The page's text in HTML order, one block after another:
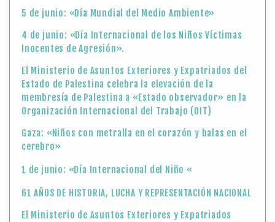
5 de junio: «Día Mundial del Medio Ambiente»
4 de junio: «Día Internacional de los Niños Víctimas
Inocentes de Agresión».
El Ministerio de Asuntos Exteriores y Expatriados del
Estado de Palestina celebra la elevación de la
membresía de Palestina a «Estado observador» en la
Organización Internacional del Trabajo (OIT)
Gaza: «Niños con metralla en el corazón y balas en el
cerebro»
1 de junio: «Día Internacional del Niño «
61 AÑOS DE HISTORIA, LUCHA Y REPRESENTACIÓN NACIONAL
El Ministerio de Asuntos Exteriores y Expatriados